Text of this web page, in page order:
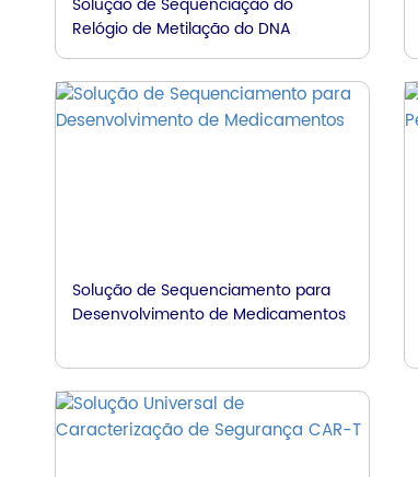
Relógio de Metilação do DNA
Solução de Sequenciamento para
Desenvolvimento de Medicamentos